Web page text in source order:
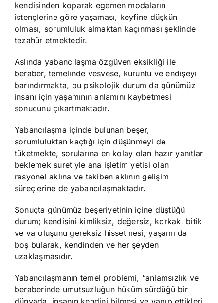
kendisinden koparak egemen modaların
istençlerine göre yaşaması, keyfine düşkün
olması, sorumluluk almaktan kaçınması şeklinde
tezahür etmektedir.
Aslında yabancılaşma özgüven eksikliği ile
beraber, temelinde vesvese, kuruntu ve endişeyi
barındırmakta, bu psikolojik durum da günümüz
insanı için yaşamının anlamını kaybetmesi
sonucunu çıkartmaktadır.
Yabancılaşma içinde bulunan beşer,
sorumluluktan kaçtığı için düşünmeyi de
tüketmekte, sorularına en kolay olan hazır yanıtlar
beklemek suretiyle ana işletim yetisi olan
rasyonel aklına ve takiben aklının gelişim
süreçlerine de yabancılaşmaktadır.
Sonuçta günümüz beşeriyetinin içine düştüğü
durum; kendisini kimliksiz, değersiz, korkak, bitik
ve varoluşunu gereksiz hissetmesi, yaşamı da
boş bularak, kendinden ve her şeyden
uzaklaşmasıdır.
Yabancılaşmanın temel problemi, “anlamsızlık ve
beraberinde umutsuzluğun hüküm sürdüğü bir
dünyada, insanın kendini bilmesi ve yapıp ettikleri